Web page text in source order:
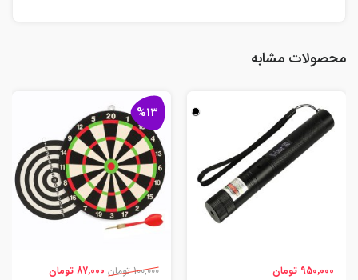
محصولات مشابه
950,000 تومان
%13
100,000 تومان
87,000 تومان